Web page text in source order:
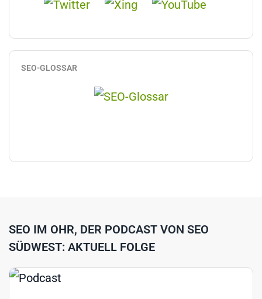
SEO-GLOSSAR
SEO IM OHR, DER PODCAST VON SEO
SÜDWEST: AKTUELL FOLGE